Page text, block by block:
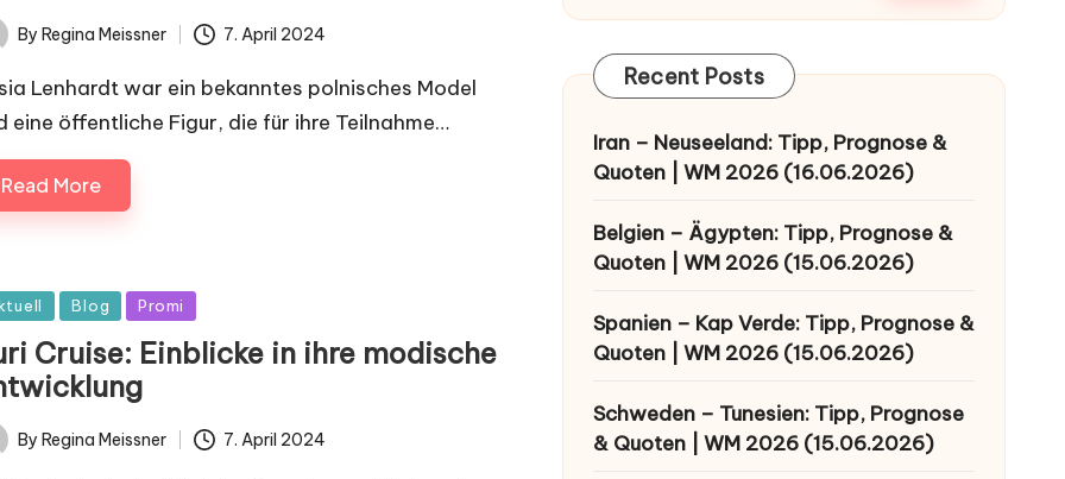
By Regina Meissner 7. April 2024
Lenhardt war ein bekanntes polnisches Model
eine öffentliche Figur, die für ihre Teilnahme…
Read More
Blog Promi
Cruise: Einblicke in ihre modische
By Regina Meissner 7. April 2024
Recent Posts
Iran – Neuseeland: Tipp, Prognose &
Quoten | WM 2026 (16.06.2026)
Belgien – Ägypten: Tipp, Prognose &
Quoten | WM 2026 (15.06.2026)
Spanien – Kap Verde: Tipp, Prognose &
Quoten | WM 2026 (15.06.2026)
Schweden – Tunesien: Tipp, Prognose
& Quoten | WM 2026 (15.06.2026)